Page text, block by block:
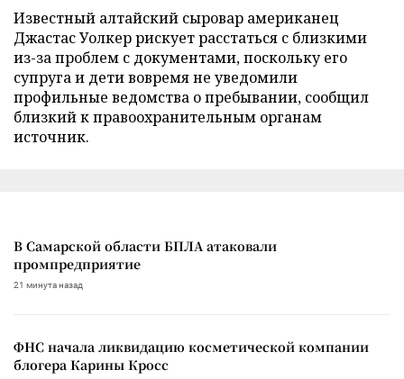
Известный алтайский сыровар американец
Джастас Уолкер рискует расстаться с близкими
из-за проблем с документами, поскольку его
супруга и дети вовремя не уведомили
профильные ведомства о пребывании, сообщил
близкий к правоохранительным органам
источник.
В Самарской области БПЛА атаковали
промпредприятие
21 минута назад
ФНС начала ликвидацию косметической компании
блогера Карины Кросс